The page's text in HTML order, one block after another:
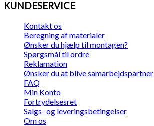
KUNDESERVICE
Kontakt os
Beregning af materialer
Ønsker du hjælp til montagen?
Spørgsmål til ordre
Reklamation
Ønsker du at blive samarbejdspartner
FAQ
Min Konto
Fortrydelsesret
Salgs- og leveringsbetingelser
Om os